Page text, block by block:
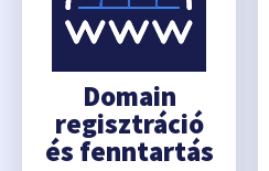
Domain
regisztráció
és fenntartás